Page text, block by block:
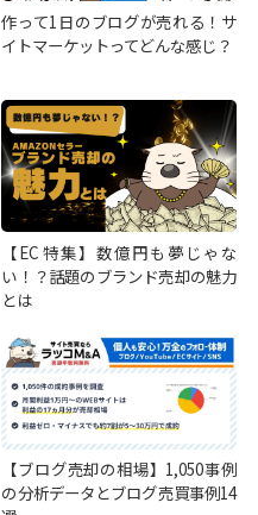
作って1日のブログが売れる！サ
イトマーケットってどんな感じ？
【EC特集】数億円も夢じゃな
い！？話題のブランド売却の魅力
とは
【ブログ売却の相場】1,050事例
の分析データとブログ売買事例14